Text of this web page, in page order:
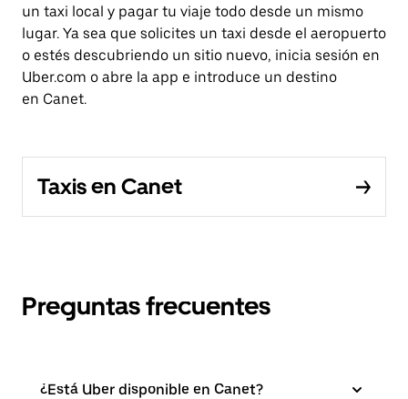
un taxi local y pagar tu viaje todo desde un mismo
lugar. Ya sea que solicites un taxi desde el aeropuerto
o estés descubriendo un sitio nuevo, inicia sesión en
Uber.com o abre la app e introduce un destino
en Canet.
Taxis en Canet
Preguntas frecuentes
¿Está Uber disponible en Canet?